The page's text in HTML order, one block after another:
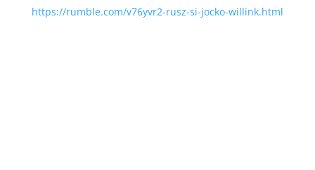
https://rumble.com/v76yvr2-rusz-si-jocko-willink.html